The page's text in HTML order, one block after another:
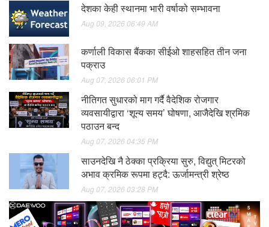
देशका केही स्थानमा भारी वर्षाको सम्भावना
Aug 09, 2026 06:49 AM
कर्णाली विकास बैंकका सीईओ शाहसहित तीन जना
पक्राउ
Aug 07, 2026 06:01 PM
नीतिगत सुधारको माग गर्दै वैदेशिक रोजगार
व्यवसायीद्वारा ‘शून्य समय’ घोषणा, आजैदेखि श्रमिक
पठाउन बन्द
Aug 07, 2026 04:35 PM
साउनदेखि नै ठेक्का प्रक्रिया सुरु, विद्युत् मिटरको
अभाव क्रमिक रूपमा हट्दै: ऊर्जामन्त्री श्रेष्ठ
Aug 07, 2026 03:28 PM